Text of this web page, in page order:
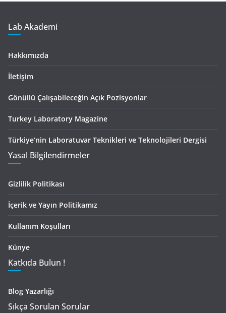
Lab Akademi
Hakkımızda
İletişim
Gönüllü Çalışabileceğin Açık Pozisyonlar
Turkey Laboratory Magazine
Türkiye’nin Laboratuvar Teknikleri ve Teknolojileri Dergisi
Yasal Bilgilendirmeler
Gizlilik Politikası
İçerik ve Yayın Politikamız
Kullanım Koşulları
Künye
Katkıda Bulun !
Blog Yazarlığı
Sıkça Sorulan Sorular